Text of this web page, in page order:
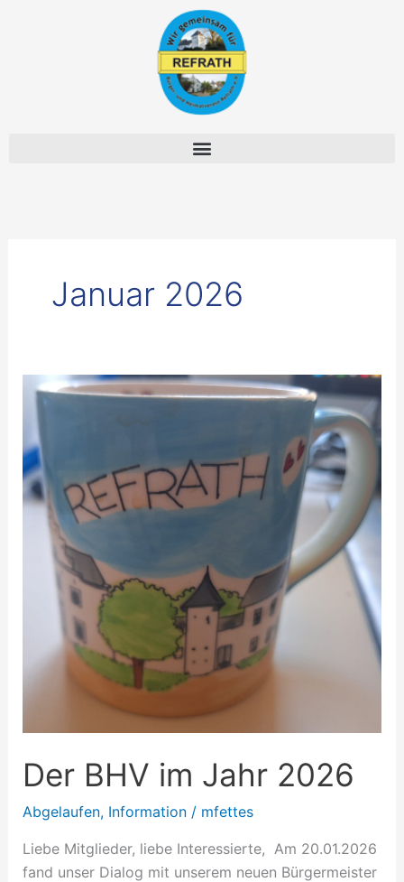
Januar 2026
Der BHV im Jahr 2026
Abgelaufen, Information/ mfettes
Liebe Mitglieder, liebe Interessierte, Am 20.01.2026
fand unser Dialog mit unserem neuen Bürgermeister
Der
BHV
Jahr
2026